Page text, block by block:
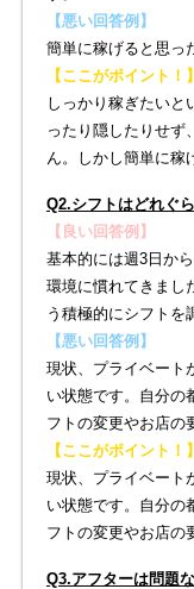
【悪い回答例】
簡単に稼げると思っ
【ここがポイント！】
しっかり稼ぎたいと
ったり隠したりせず
ん。しかし簡単に稼
Q2.シフトはどれぐ
【良い回答例】
基本的には週3日か
環境に慣れてきまし
う積極的にシフトを
【悪い回答例】
現状、プライベート
い状態です。自分の
フトの変更やお店の
【ここがポイント！】
現状、プライベート
い状態です。自分の
フトの変更やお店の
Q3.アフターは問題